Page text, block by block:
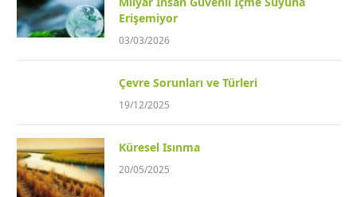
Erişemiyor
03/03/2026
Çevre Sorunları ve Türleri
19/12/2025
Küresel Isınma
20/05/2025